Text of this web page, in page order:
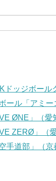
ドッジボー
ール「アミー
ØNE」（愛
ZERØ」（愛
手道部」（京